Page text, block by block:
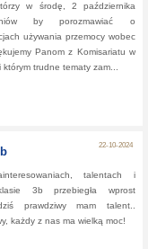
w środę, 2 października
by porozmawiać o
używania przemocy wobec
Panom z Komisariatu w
trudne tematy zam...
22-10-2024
talentach i
3b przebiegła wprost
prawdziwy mam talent..
każdy z nas ma wielką moc!